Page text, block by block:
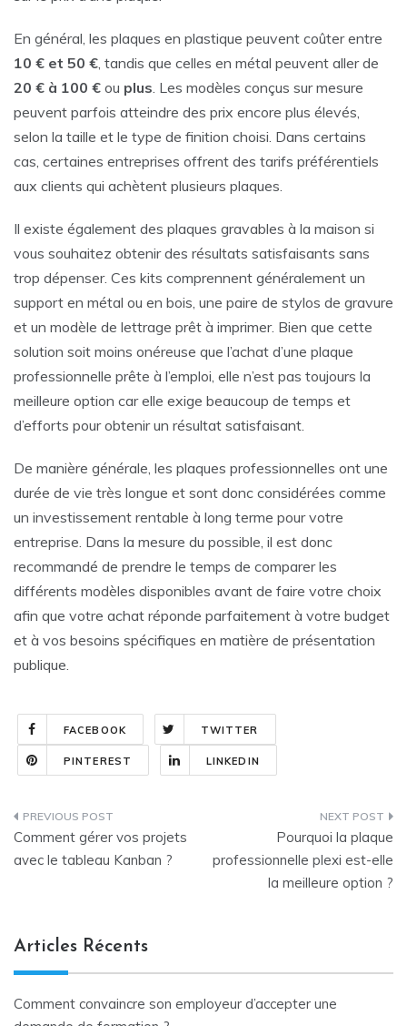
En général, les plaques en plastique peuvent coûter entre
10 € et 50 € , tandis que celles en métal peuvent aller de
20 € à 100 € ou plus . Les modèles conçus sur mesure
peuvent parfois atteindre des prix encore plus élevés,
selon la taille et le type de finition choisi. Dans certains
cas, certaines entreprises offrent des tarifs préférentiels
aux clients qui achètent plusieurs plaques.
Il existe également des plaques gravables à la maison si
vous souhaitez obtenir des résultats satisfaisants sans
trop dépenser. Ces kits comprennent généralement un
support en métal ou en bois, une paire de stylos de gravure
et un modèle de lettrage prêt à imprimer. Bien que cette
solution soit moins onéreuse que l’achat d’une plaque
professionnelle prête à l’emploi, elle n’est pas toujours la
meilleure option car elle exige beaucoup de temps et
d’efforts pour obtenir un résultat satisfaisant.
De manière générale, les plaques professionnelles ont une
durée de vie très longue et sont donc considérées comme
un investissement rentable à long terme pour votre
entreprise. Dans la mesure du possible, il est donc
recommandé de prendre le temps de comparer les
différents modèles disponibles avant de faire votre choix
afin que votre achat réponde parfaitement à votre budget
et à vos besoins spécifiques en matière de présentation
publique.
FACEBOOK TWITTER
PINTEREST LINKEDIN
Navigation
de
Comment gérer vos projets
avec le tableau Kanban ?
Pourquoi la plaque
professionnelle plexi est-elle
la meilleure option ?
Articles Récents
Comment convaincre son employeur d’accepter une